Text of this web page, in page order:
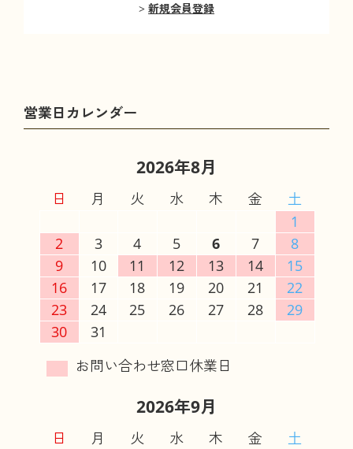
新規会員登録
2026年8月
日 月 火 水 木 金
土
1
2
3 4 5 6 7
8
9
10 11 12 13 14
15
16
17 18 19 20 21
22
23
24 25 26 27 28
29
30
31
2026年9月
日 月 火 水 木 金
土